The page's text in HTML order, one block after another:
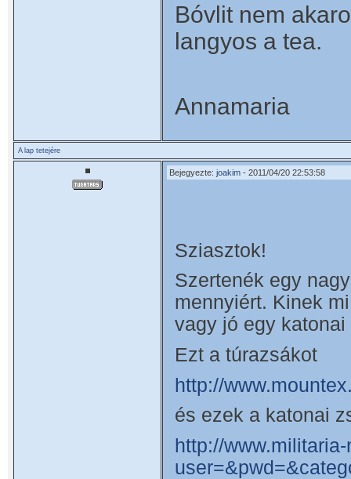
Bóvlit nem
langyos a tea.
Annamaria
A lap tetejére
Bejegyezte: joakim - 2011/04/20 22:53:58
Sziasztok!
Szertenék egy
mennyiért. Kinek
vagy jó egy katonai
Ezt a túrazsákot
http://
és ezek a katonai
http://